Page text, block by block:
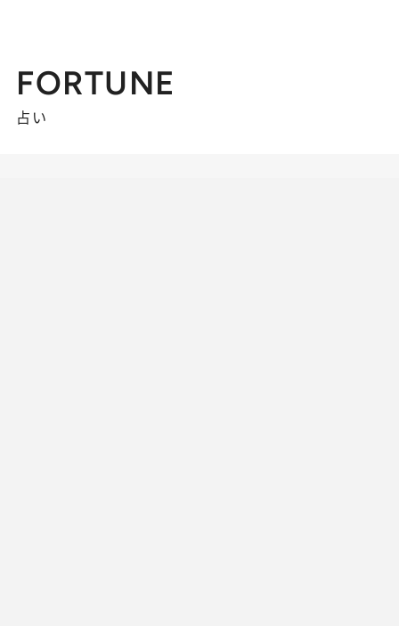
FORTUNE
占い